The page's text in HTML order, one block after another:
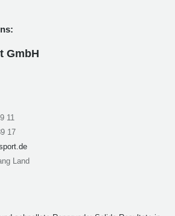
GmbH
11
17
Land